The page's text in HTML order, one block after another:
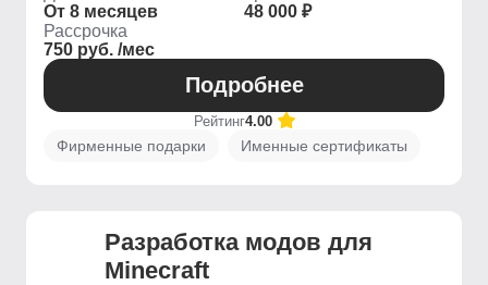
От 8 месяцев
48 000 ₽
Рассрочка
750 руб. /мес
Подробнее
Рейтинг4.00
Фирменные подарки Именные сертификаты
Разработка модов для
Minecraft